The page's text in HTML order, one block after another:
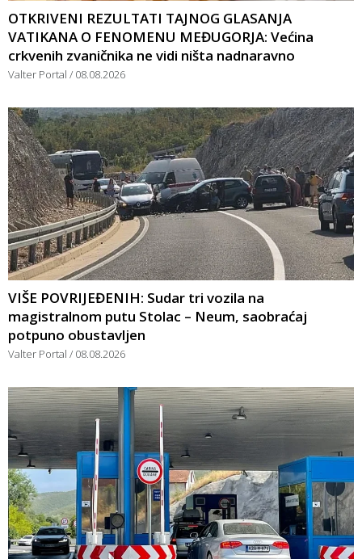
OTKRIVENI REZULTATI TAJNOG GLASANJA
VATIKANA O FENOMENU MEĐUGORJA: Većina
crkvenih zvaničnika ne vidi ništa nadnaravno
Valter Portal 08.08.2026
VIŠE POVRIJEĐENIH: Sudar tri vozila na
magistralnom putu Stolac – Neum, saobraćaj
potpuno obustavljen
Valter Portal 08.08.2026